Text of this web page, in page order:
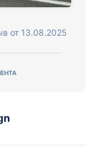
от 13.08.2025